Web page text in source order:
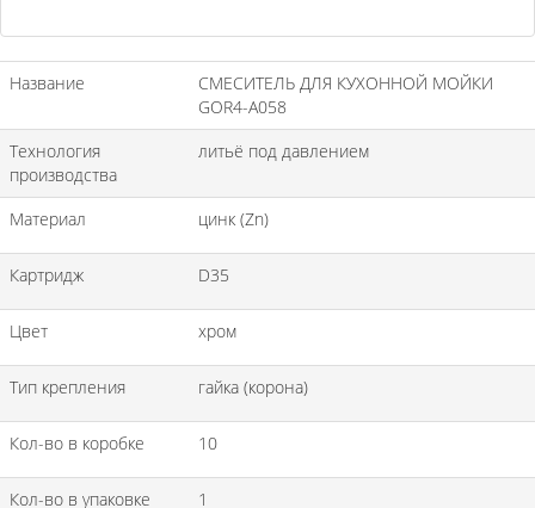
Название
СМЕСИТЕЛЬ ДЛЯ КУХОННОЙ МОЙКИ
GOR4-A058
Технология
производства
литьё под давлением
Материал цинк (Zn)
Картридж D35
Цвет хром
Тип крепления гайка (корона)
Кол-во в коробке 10
Кол-во в упаковке 1